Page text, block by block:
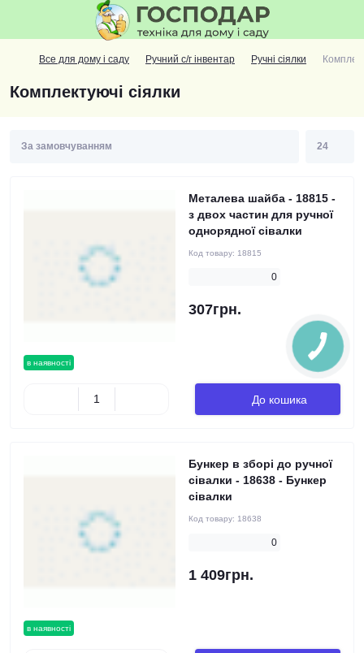
Все для дому і саду Ручний с/г інвентар Ручні сіялки
Комплектуючі сіялки
в наявності
Металева шайба - 18815 -
з двох частин для ручної
однорядної сівалки
Код товару: 18815
0
307грн.
До кошика
в наявності
Бункер в зборі до ручної
сівалки - 18638 - Бункер
сівалки
Код товару: 18638
0
1 409грн.